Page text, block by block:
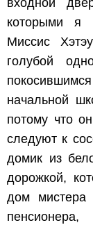
входной
которыми я
Миссис
голубой
начальной
потому что
следуют к
домик из
дорожкой,
дом мистера